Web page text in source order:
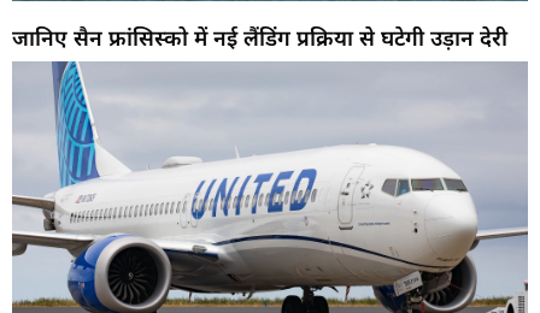
जानिए सैन फ्रांसिस्को में नई लैंडिंग प्रक्रिया से घटेगी उड़ान देरी